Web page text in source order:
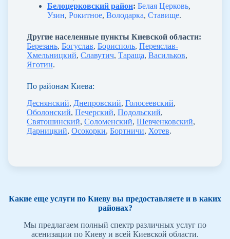
Белоцерковский район: Белая Церковь,
Узин, Рокитное, Володарка, Ставище.
Другие населенные пункты Киевской области:
Березань, Богуслав, Борисполь, Переяслав-
Хмельницкий, Славутич, Тараща, Васильков,
Яготин.
По районам Киева:
Деснянский, Днепровский, Голосеевский,
Оболонский, Печерский, Подольский,
Святошинский, Соломенский, Шевченковский,
Дарницкий, Осокорки, Бортничи, Хотев.
Какие еще услуги по Киеву вы предоставляете и в каких
районах?
Мы предлагаем полный спектр различных услуг по
асенизации по Киеву и всей Киевской области.